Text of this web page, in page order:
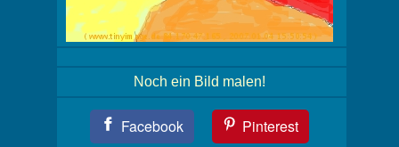
Noch ein Bild malen!
Facebook Pinterest